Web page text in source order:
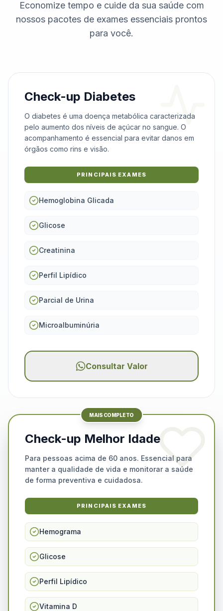
Economize tempo e cuide da sua saúde com
nossos pacotes de exames essenciais prontos
para você.
Check-up Diabetes
O diabetes é uma doença metabólica caracterizada
pelo aumento dos níveis de açúcar no sangue. O
acompanhamento é essencial para evitar danos em
órgãos como rins e visão.
PRINCIPAIS EXAMES
Hemoglobina Glicada
Glicose
Creatinina
Perfil Lipídico
Parcial de Urina
Microalbuminúria
Consultar Valor
MAIS COMPLETO
Check-up Melhor Idade
Para pessoas acima de 60 anos. Essencial para
manter a qualidade de vida e monitorar a saúde
de forma preventiva e cuidadosa.
PRINCIPAIS EXAMES
Hemograma
Glicose
Perfil Lipídico
Vitamina D